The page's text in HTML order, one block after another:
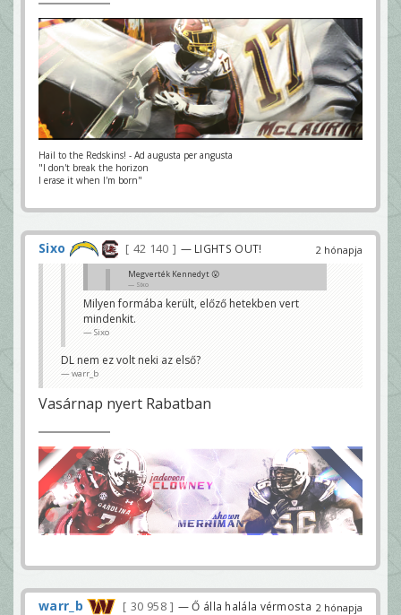
Hail to the Redskins! - Ad augusta per angusta
"I don't break the horizon
I erase it when I'm born"
2 hónapja
Sixo 42 140 — LIGHTS OUT!
Megverték Kennedyt 😮
Sixo
Sokat kihagyott, majd formába lendül 😊
Kennedy és Moser dobogó, én elégedett vagyok 🥰
Milyen formába került, előző hetekben vert
mindenkit.
Sixo
DL nem ez volt neki az első?
warr_b
Vasárnap nyert Rabatban
2 hónapja
warr_b 30 958
— Ő álla halála vérmosta